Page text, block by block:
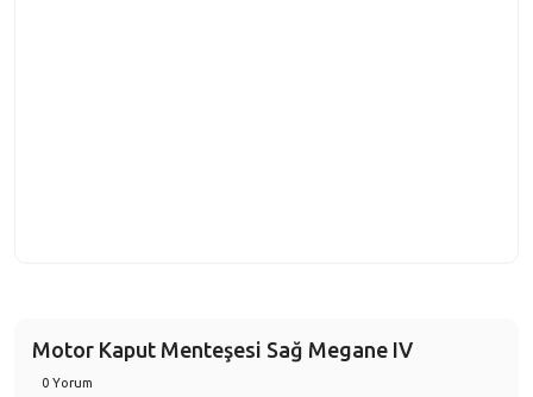
Motor Kaput Menteşesi Sağ Megane IV
0 Yorum